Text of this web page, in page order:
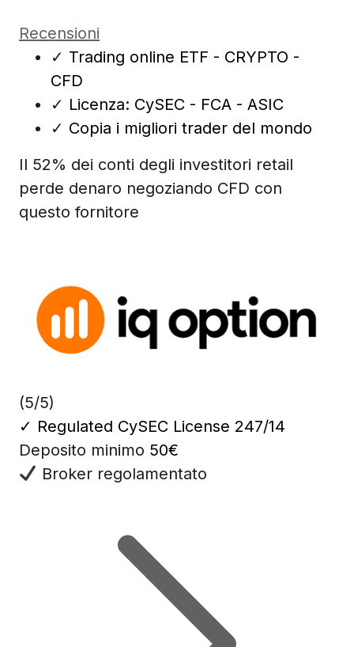
Recensioni
✓ Trading online ETF - CRYPTO -
CFD
✓ Licenza: CySEC - FCA - ASIC
✓ Copia i migliori trader del mondo
Il 52% dei conti degli investitori retail
perde denaro negoziando CFD con
questo fornitore
(5/5)
✓ Regulated CySEC License 247/14
Deposito minimo 50€
Broker regolamentato